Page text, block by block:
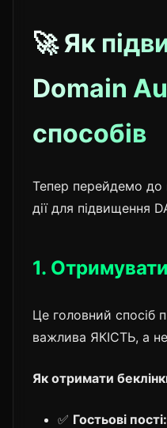
🚀 Як
Domain
способів
Тепер перейдемо до
дії для підвищення
1. Отримувати
Це головний спосіб
важлива ЯКІСТЬ, а не
Як отримати
✅ Гостьові пості: